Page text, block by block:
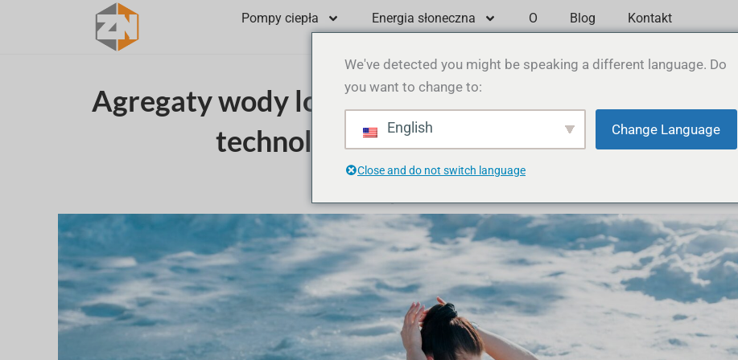
Pompy ciepła Energia słoneczna O Blog Kontakt
Agregaty wody lodowej: Kompletny przewodnik po
technologii odzyskiwania zimna
9 maja 2025 r. Gavin
We've detected you might be speaking a different language. Do
you want to change to:
English Change Language
Close and do not switch language